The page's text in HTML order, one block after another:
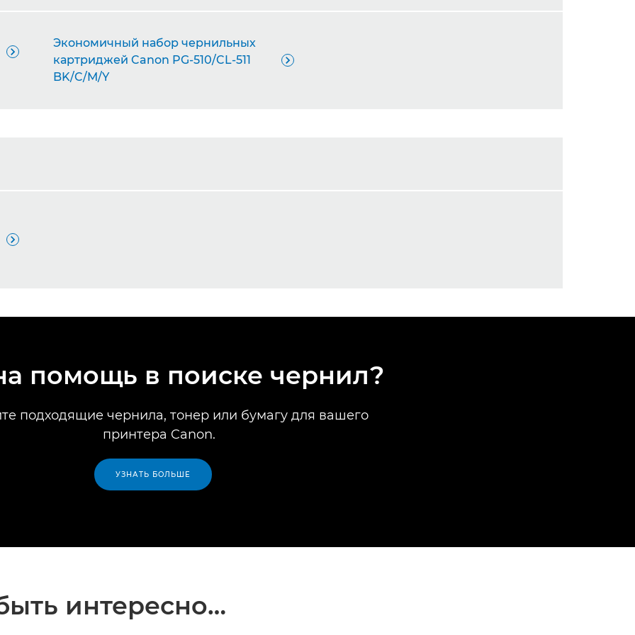

Экономичный набор чернильных
картриджей Canon PG-510/CL-511
BK/C/M/Y


помощь в поиске чернил?
подходящие чернила, тонер или бумагу для вашего
принтера Canon.
УЗНАТЬ БОЛЬШЕ
интересно…